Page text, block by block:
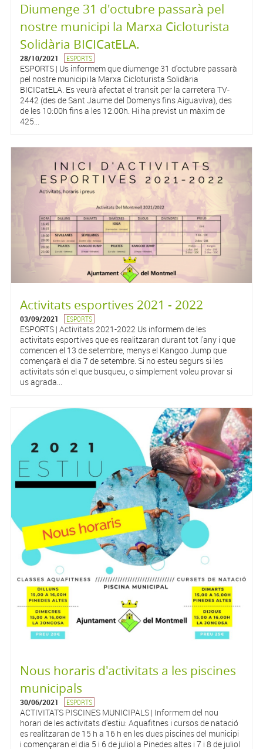
Diumenge 31 d'octubre passarà pel
nostre municipi la Marxa Cicloturista
Solidària BICICatELA.
28/10/2021 ESPORTS
ESPORTS | Us informem que diumenge 31 d'octubre passarà
pel nostre municipi la Marxa Cicloturista Solidària
BICICatELA. Es veurà afectat el transit per la carretera TV-
2442 (des de Sant Jaume del Domenys fins Aiguaviva), des
de les 10:00h fins a les 12:00h. Hi ha previst un màxim de
425...
Activitats esportives 2021 - 2022
03/09/2021 ESPORTS
ESPORTS | Activitats 2021-2022 Us informem de les
activitats esportives que es realitzaran durant tot l'any i que
comencen el 13 de setembre, menys el Kangoo Jump que
començarà el dia 7 de setembre. Si no esteu segurs si les
activitats són el que busqueu, o simplement voleu provar si
us agrada...
Nous horaris d'activitats a les piscines
municipals
30/06/2021 ESPORTS
ACTIVITATS PISCINES MUNICIPALS | Informem del nou
horari de les activitats d'estiu: Aquafitnes i cursos de natació
es realitzaran de 15 h a 16 h en les dues piscines del municipi
i començaran el dia 5 i 6 de juliol a Pinedes altes i 7 i 8 de juliol